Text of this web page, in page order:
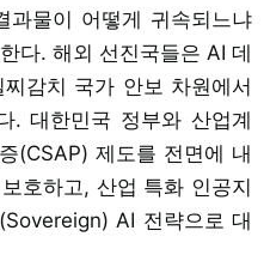
과물이 어떻게 귀속되느냐
다. 해외 선진국들은 AI 데
감치 국가 안보 차원에서
. 대한민국 정부와 산업계
(CSAP) 제도를 전면에 내
호하고, 산업 특화 인공지
AI 전략으로 대